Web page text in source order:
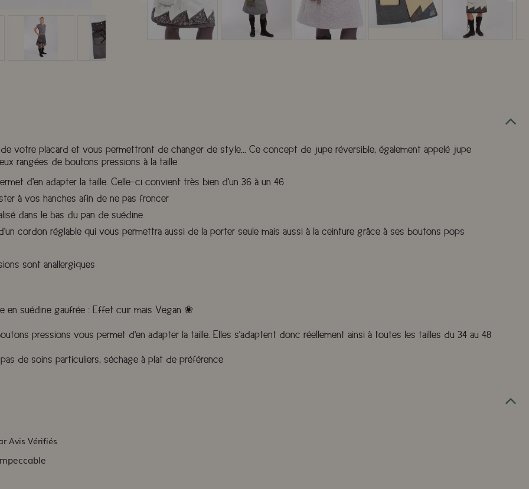
votre placard et vous permettront de changer de style... Ce concept de jupe réversible, également appelé jupe
rangées de boutons pressions à la taille
d'en adapter la taille. Celle-ci convient très bien d'un 36 à un 46
à vos hanches afin de ne pas froncer
dans le bas du pan de suédine
cordon réglable qui vous permettra aussi de la porter seule mais aussi à la ceinture grâce à ses boutons pops
sont anallergiques
en suédine gaufrée : Effet cuir mais Vegan ❀
pressions vous permet d'en adapter la taille. Elles s'adaptent donc réellement ainsi à toutes les tailles du 34 au 48
de soins particuliers, séchage à plat de préférence
Avis Vérifiés